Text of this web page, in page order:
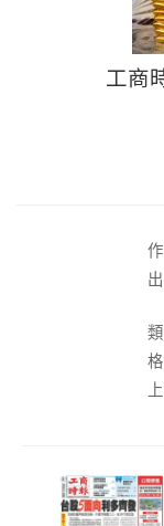
工商
作
類
格